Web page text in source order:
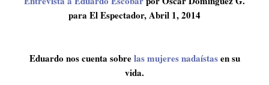
para El Espectador, Abril 1, 2014
Eduardo nos cuenta sobrelas mujeres nadaístasen su
vida.